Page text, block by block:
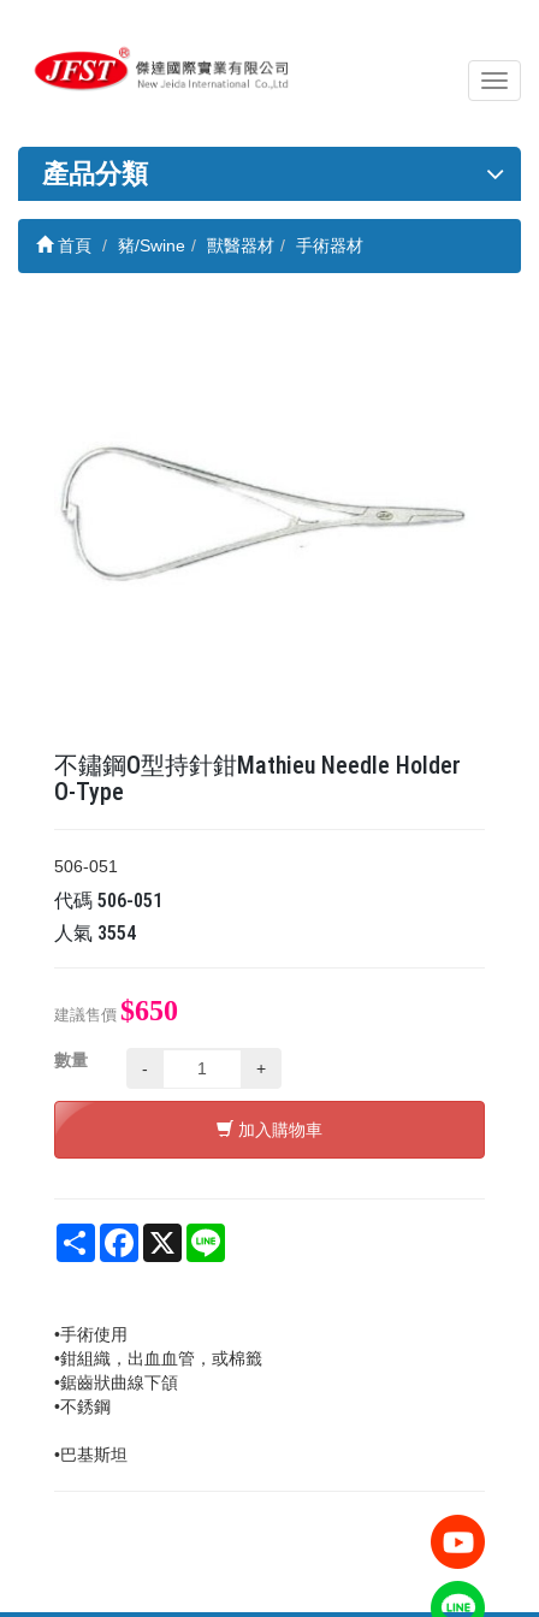
導
覽
關
產品分類
首頁 豬/Swine 獸醫器材 手術器材
不鏽鋼O型持針鉗Mathieu Needle Holder
O-Type
506-051
代碼 506-051
人氣 3554
建議售價 $650
數量 - +
加入購物車
Share Facebook
X
•手術使用
•鉗組織 ，出血 血管 ， 或棉籤
•鋸齒狀曲線下頜
•不銹鋼
•巴基斯坦